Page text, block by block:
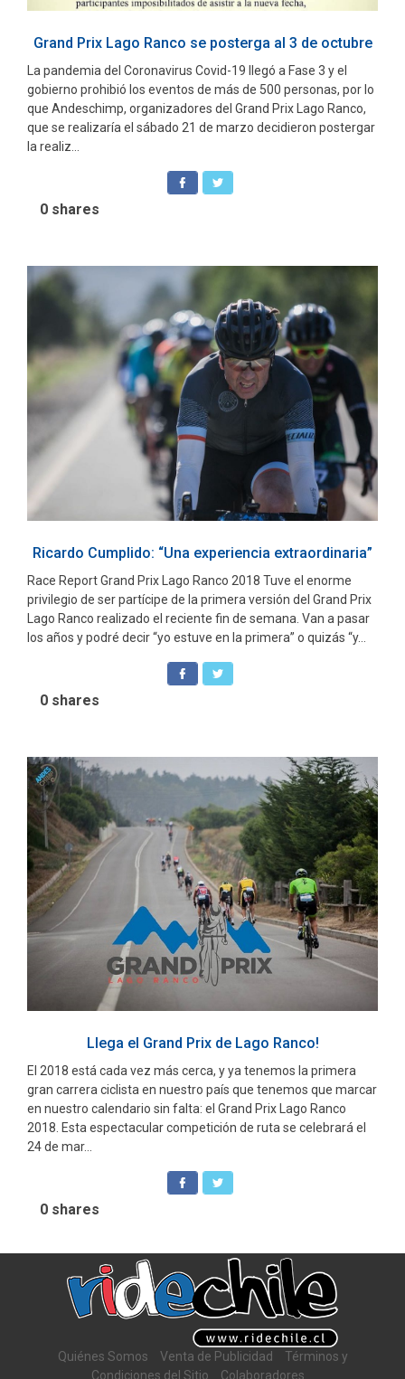
Grand Prix Lago Ranco se posterga al 3 de octubre
La pandemia del Coronavirus Covid-19 llegó a Fase 3 y el
gobierno prohibió los eventos de más de 500 personas, por lo
que Andeschimp, organizadores del Grand Prix Lago Ranco,
que se realizaría el sábado 21 de marzo decidieron postergar
la realiz...
0 shares
Ricardo Cumplido: “Una experiencia extraordinaria”
Race Report Grand Prix Lago Ranco 2018 Tuve el enorme
privilegio de ser partícipe de la primera versión del Grand Prix
Lago Ranco realizado el reciente fin de semana. Van a pasar
los años y podré decir “yo estuve en la primera” o quizás “y...
0 shares
Llega el Grand Prix de Lago Ranco!
El 2018 está cada vez más cerca, y ya tenemos la primera
gran carrera ciclista en nuestro país que tenemos que marcar
en nuestro calendario sin falta: el Grand Prix Lago Ranco
2018. Esta espectacular competición de ruta se celebrará el
24 de mar...
0 shares
Quiénes Somos Venta de Publicidad
Términos y
Condiciones del Sitio
Colaboradores